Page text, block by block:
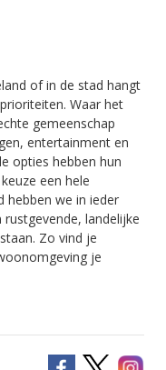
of in de stad hangt
Waar het
gemeenschap
entertainment en
opties hebben hun
een hele
hebben we in ieder
landelijke
staan. Zo vind je
je